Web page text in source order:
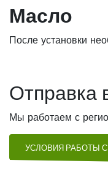
Масло
После установки
Отправка
Мы работаем с
УСЛОВИЯ РАБОТЫ